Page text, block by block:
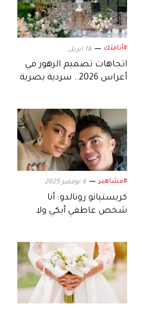
#أناقتك 16 ابريل
اتجاهات تصميم الزهور في
أعراس 2026.. سردية بصرية
#مشاهير 6 نوفمبر 2025
كريستيانو رونالدو: أنا
شخص عاطفي أبكي ولا